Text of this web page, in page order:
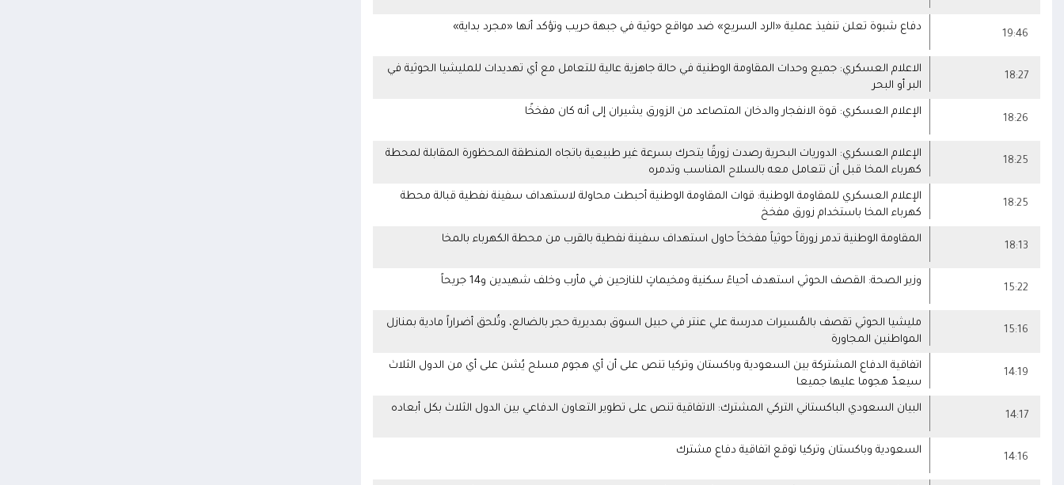
19:46
دفاع شبوة تعلن تنفيذ عملية «الرد السريع» ضد مواقع حوثية في جبهة حريب وتؤكد أنها «مجرد بداية»
18:27
الاعلام العسكري: جميع وحدات المقاومة الوطنية في حالة جاهزية عالية للتعامل مع أي تهديدات للمليشيا الحوثية في
البر أو البحر
18:26
الإعلام العسكري: قوة الانفجار والدخان المتصاعد من الزورق يشيران إلى أنه كان مفخخًا
18:25
الإعلام العسكري: الدوريات البحرية رصدت زورقًا يتحرك بسرعة غير طبيعية باتجاه المنطقة المحظورة المقابلة لمحطة
كهرباء المخا قبل أن تتعامل معه بالسلاح المناسب وتدمره
18:25
الإعلام العسكري للمقاومة الوطنية: قوات المقاومة الوطنية أحبطت محاولة لاستهداف سفينة نفطية قبالة محطة
كهرباء المخا باستخدام زورق مفخخ
18:13
المقاومة الوطنية تدمر زورقاً حوثياً مفخخاً حاول استهداف سفينة نفطية بالقرب من محطة الكهرباء بالمخا
15:22
وزير الصحة: القصف الحوثي استهدف أحياءً سكنية ومخيماتٍ للنازحين في مأرب وخلف شهيدين و14 جريحاً
15:16
مليشيا الحوثي تقصف بالمُسيرات مدرسة علي عنتر في حبيل السوق بمديرية حجر بالضالع، وتُلحق أضراراً مادية بمنازل
المواطنين المجاورة
14:19
اتفاقية الدفاع المشتركة بين السعودية وباكستان وتركيا تنص على أن أي هجوم مسلح يُشن على أي من الدول الثلاث
سيعدّ هجوما عليها جميعا
14:17
البيان السعودي الباكستاني التركي المشترك: الاتفاقية تنص على تطوير التعاون الدفاعي بين الدول الثلاث بكل أبعاده
14:16
السعودية وباكستان وتركيا توقع اتفاقية دفاع مشترك